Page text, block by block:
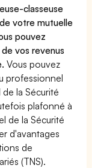
classeuse
votre mutuelle
pouvez
vos revenus
Vous pouvez
professionnel
la Sécurité
plafonné à
de la Sécurité
d'avantages
de
(TNS).